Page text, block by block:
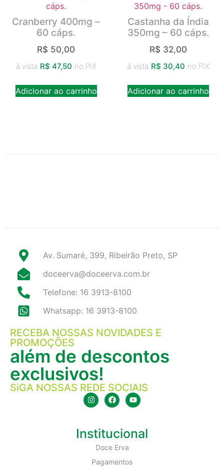
Cranberry 400mg –
60 cáps.
R$ 50,00
à vista R$ 47,50 no PIX
Adicionar ao carrinho
Castanha da Índia
350mg – 60 cáps.
R$ 32,00
à vista R$ 30,40 no PIX
Adicionar ao carrinho
Av. Sumaré, 399, Ribeirão Preto, SP
doceerva@doceerva.com.br
Telefone: 16 3913-8100
Whatsapp: 16 3913-8100
RECEBA NOSSAS NOVIDADES E
PROMOÇÕES
além de descontos
exclusivos!
SiGA NOSSAS REDE SOCIAIS
Institucional
Doce Erva
Pagamentos